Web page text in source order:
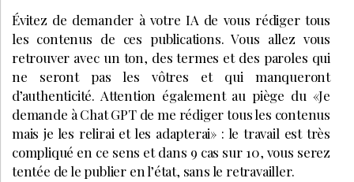
Évitez de demander à votre IA de vous rédiger tous
les contenus de ces publications. Vous allez vous
retrouver avec un ton, des termes et des paroles qui
ne seront pas les vôtres et qui manqueront
d’authenticité. Attention également au piège du «Je
demande à Chat GPT de me rédiger tous les contenus
mais je les relirai et les adapterai» : le travail est très
compliqué en ce sens et dans 9 cas sur 10, vous serez
tentée de le publier en l’état, sans le retravailler.